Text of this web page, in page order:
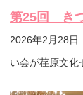
第25回 き
2026年2月28日
い会が荏原文化